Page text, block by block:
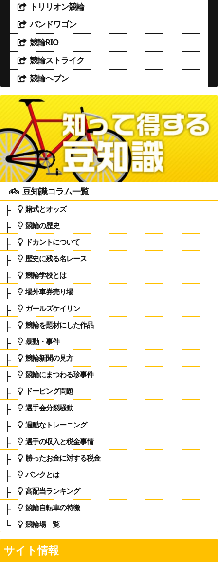
トリリオン競輪
バンドワゴン
競輪RIO
競輪ストライク
競輪ヘブン
豆知識コラム一覧
賭式とオッズ
競輪の歴史
ドカントについて
歴史に残る名レース
競輪学校とは
場外車券売り場
ガールズケイリン
競輪を題材にした作品
暴動・事件
競輪新聞の見方
競輪にまつわる珍事件
ドーピング問題
選手会分裂騒動
過酷なトレーニング
選手の収入と税金事情
勝ったお金に対する税金
バンクとは
高配当ランキング
競輪自転車の特徴
競輪場一覧
サイト情報